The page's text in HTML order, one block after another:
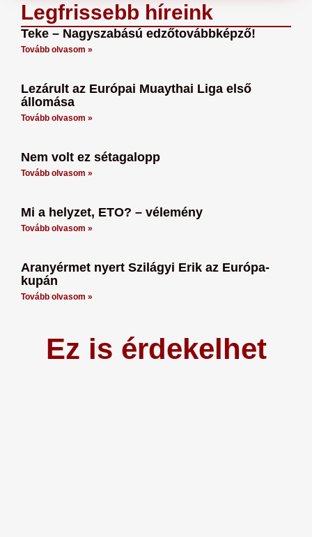
Legfrissebb híreink
Teke – Nagyszabású edzőtovábbképző!
Tovább olvasom »
Lezárult az Európai Muaythai Liga első
állomása
Tovább olvasom »
Nem volt ez sétagalopp
Tovább olvasom »
Mi a helyzet, ETO? – vélemény
Tovább olvasom »
Aranyérmet nyert Szilágyi Erik az Európa-
kupán
Tovább olvasom »
Ez is érdekelhet